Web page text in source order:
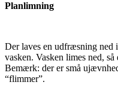
Planlimning
Der laves en udfræsning ned
vasken. Vasken limes ned,
Bemærk: der er små
“flimmer”.